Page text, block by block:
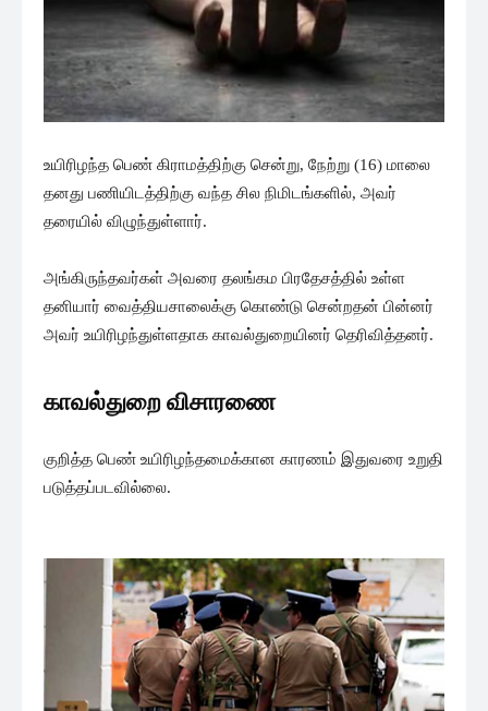
உயிரிழந்த பெண் கிராமத்திற்கு சென்று, நேற்று (16) மாலை
தனது பணியிடத்திற்கு வந்த சில நிமிடங்களில், அவர்
தரையில் விழுந்துள்ளார்.
அங்கிருந்தவர்கள் அவரை தலங்கம பிரதேசத்தில் உள்ள
தனியார் வைத்தியசாலைக்கு கொண்டு சென்றதன் பின்னர்
அவர் உயிரிழந்துள்ளதாக காவல்துறையினர் தெரிவித்தனர்.
காவல்துறை விசாரணை
குறித்த பெண் உயிரிழந்தமைக்கான காரணம் இதுவரை உறுதி
படுத்தப்படவில்லை.